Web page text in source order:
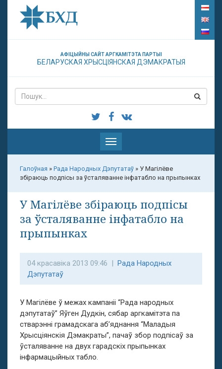
АФІЦЫЙНЫ САЙТ АРГКАМІТЭТА ПАРТЫІ
БЕЛАРУСКАЯ ХРЫСЦІЯНСКАЯ ДЭМАКРАТЫЯ
Паказаць
меню
Галоўная » Рада Народных Дэпутатаў » У Магілёве
збіраюць подпісы за ўсталяванне інфатабло на прыпынках
У Магілёве збіраюць подпісы
за ўсталяванне інфатабло на
прыпынках
04 красавіка 2013 09:46 | Рада Народных
Дэпутатаў
У Магілёве ў межах кампаніі “Рада народных
дэпутатаў” Яўген Дудкін, сябар аргкамітэта па
стварэнні грамадскага аб’яднання “Маладыя
Хрысціянскія Дэмакраты”, пачаў збор подпісаў за
ўсталяванне на двух гарадскіх прыпынках
інфармацыйных табло.